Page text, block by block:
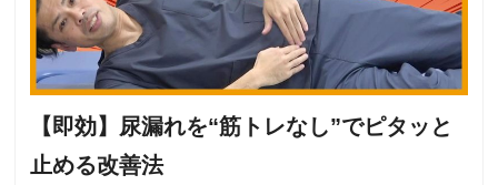
【即効】尿漏れを“筋トレなし”でピタッと
止める改善法